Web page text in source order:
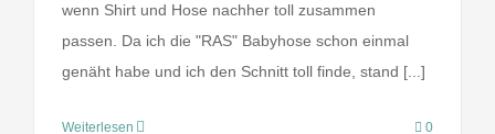
wenn Shirt und Hose nachher toll zusammen
passen. Da ich die "RAS" Babyhose schon einmal
genäht habe und ich den Schnitt toll finde, stand [...]
Weiterlesen 0